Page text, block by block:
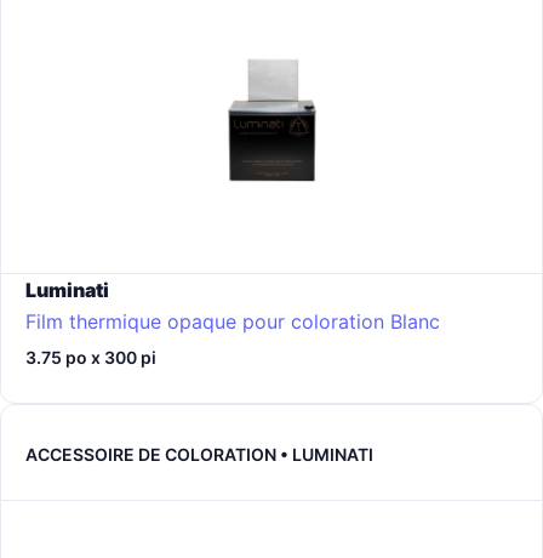
Luminati
Film thermique opaque pour coloration Blanc
3.75 po x 300 pi
ACCESSOIRE DE COLORATION • LUMINATI